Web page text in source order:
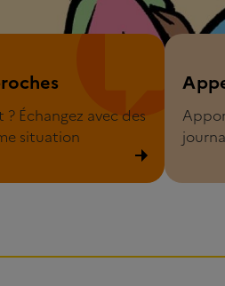
Échangez avec des
situation
Appel à